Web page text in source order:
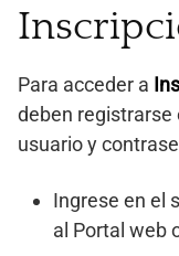
Para acceder a
deben registrarse
usuario y
Ingrese en el
al Portal web